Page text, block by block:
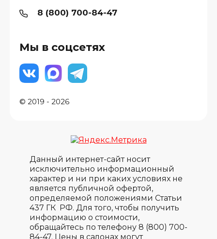
© 2019 - 2026
8 (800) 700-84-47
Мы в соцсетях
Данный интернет-сайт носит
исключительно информационный
характер и ни при каких условиях не
является публичной офертой,
определяемой положениями Статьи
437 ГК РФ. Для того, чтобы получить
информацию о стоимости,
обращайтесь по телефону 8 (800) 700-
84-47. Цены в салонах могут